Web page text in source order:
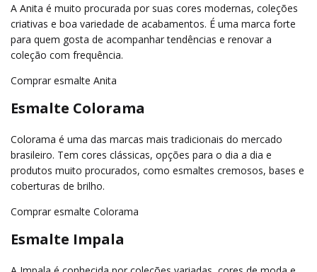
A Anita é muito procurada por suas cores modernas, coleções
criativas e boa variedade de acabamentos. É uma marca forte
para quem gosta de acompanhar tendências e renovar a
coleção com frequência.
Comprar esmalte Anita
Esmalte Colorama
Colorama é uma das marcas mais tradicionais do mercado
brasileiro. Tem cores clássicas, opções para o dia a dia e
produtos muito procurados, como esmaltes cremosos, bases e
coberturas de brilho.
Comprar esmalte Colorama
Esmalte Impala